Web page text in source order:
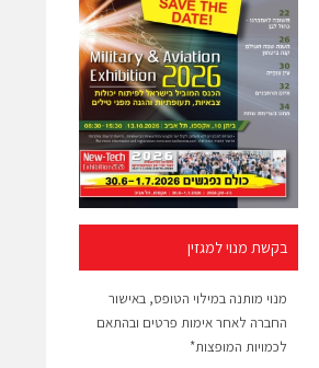
בקשת מנוי למגזין
מנוי מותנה במילוי הטופס, באישור
החברה לאחר אימות פרטים ובהתאם
לכמויות המופצות*